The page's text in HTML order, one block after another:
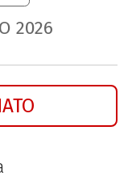
2026